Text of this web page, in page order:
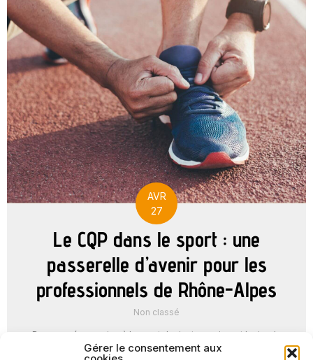
Gérer le consentement aux
AVR
27
Le CQP dans le sport : une
passerelle d’avenir pour les
professionnels de Rhône-Alpes
Non classé
Dans une économie où le sport devient un puissant levier de
cohésion et d’emploi, le CQP se positionne comme l’outil de
valorisation par excellence des ...